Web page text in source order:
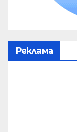
Реклама